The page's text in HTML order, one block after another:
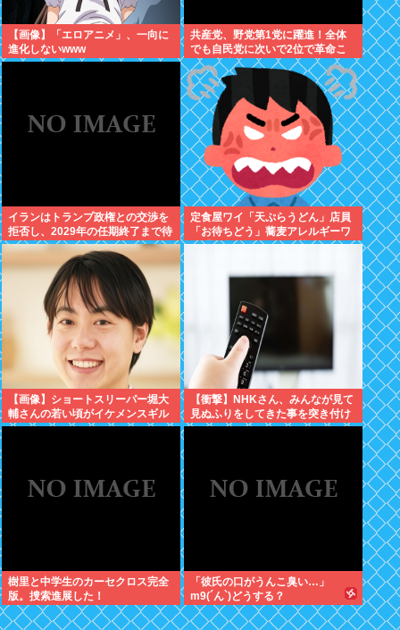
【画像】「エロアニメ」、一向に
進化しないwww
共産党、野党第1党に躍進！全体
でも自民党に次いで2位で革命こ
こに成就w
イランはトランプ政権との交渉を
拒否し、2029年の任期終了まで待
つと表明した
定食屋ワイ「天ぷらうどん」店員
「お待ちどう」蕎麦アレルギーワ
イ「これそばと一緒に茹でた？」
【画像】ショートスリーパー堀大
輔さんの若い頃がイケメンスギル
と話題にwww
【衝撃】NHKさん、みんなが見て
見ぬふりをしてきた事を突き付け
てしまう･･････････！！
樹里と中学生のカーセクロス完全
版。捜索進展した！
「彼氏の口がうんこ臭い…」
m9(´ん`)どうする？